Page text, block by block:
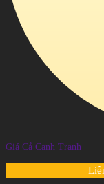
Giá Cả Cạnh Tranh